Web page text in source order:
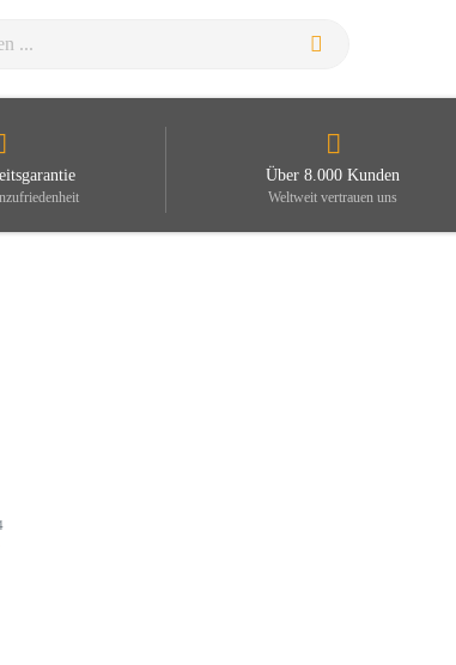
Über 8.000 Kunden
Weltweit vertrauen uns